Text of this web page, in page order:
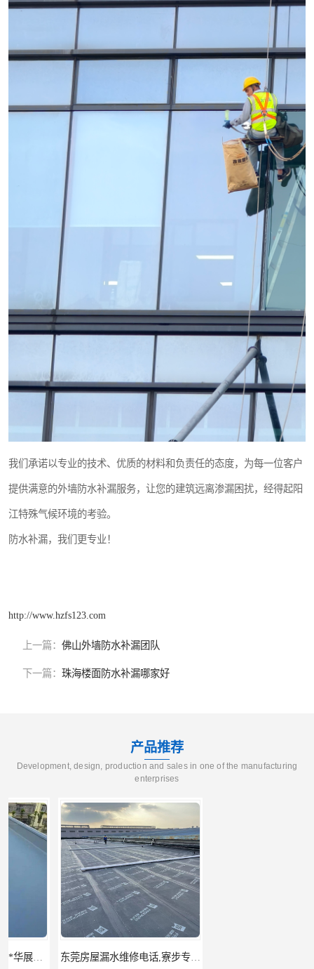
我们承诺以专业的技术、优质的材料和负责任的态度，为每一位客户
提供满意的外墙防水补漏服务，让您的建筑远离渗漏困扰，经得起阳
江特殊气候环境的考验。
防水补漏，我们更专业！
http://www.hzfs123.com
上一篇： 佛山外墙防水补漏团队
下一篇： 珠海楼面防水补漏哪家好
产品推荐
Development, design, production and sales in one of the manufacturing
enterprises
东莞房屋漏水维修电话,寮步专业房屋防水补漏，专业厂房渗漏水维修